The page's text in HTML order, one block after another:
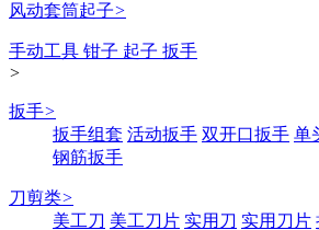
风动套筒起子>
手动工具 钳子 起子 扳手
>
扳手>
扳手组套 活动扳手 双开口扳手 单
钢筋扳手
刀剪类>
美工刀 美工刀片 实用刀 实用刀片